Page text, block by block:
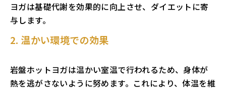
ヨガは基礎代謝を効果的に向上させ、ダイエットに寄
与します。
2. 温かい環境での効果
岩盤ホットヨガは温かい室温で行われるため、身体が
熱を逃がさないように努めます。これにより、体温を維